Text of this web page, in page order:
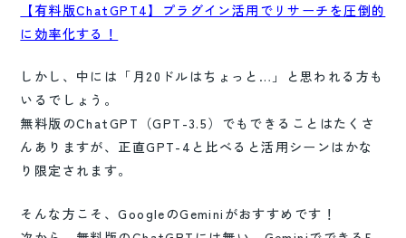
【有料版ChatGPT4】プラグイン活用でリサーチを圧倒的
に効率化する！
しかし、中には「月20ドルはちょっと…」と思われる方も
いるでしょう。
無料版のChatGPT（GPT-3.5）でもできることはたくさ
んありますが、正直GPT-4と比べると活用シーンはかな
り限定されます。
そんな方こそ、GoogleのGeminiがおすすめです！